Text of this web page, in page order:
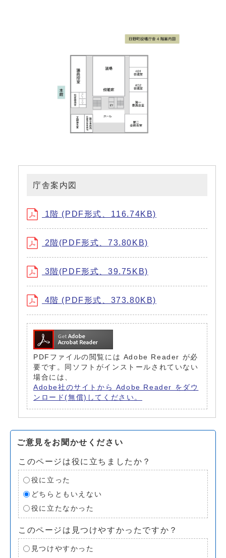
庁舎案内図
1階 (PDF形式、116.74KB)
2階(PDF形式、73.80KB)
3階(PDF形式、39.75KB)
4階 (PDF形式、373.80KB)
PDFファイルの閲覧には Adobe Reader が必
要です。同ソフトがインストールされていない
場合には、
Adobe社のサイトから Adobe Reader をダウ
ンロード(無償)してください。
ご意見をお聞かせください
このページは役に立ちましたか？
役に立った
どちらともいえない
役に立たなかった
このページは見つけやすかったですか？
見つけやすかった